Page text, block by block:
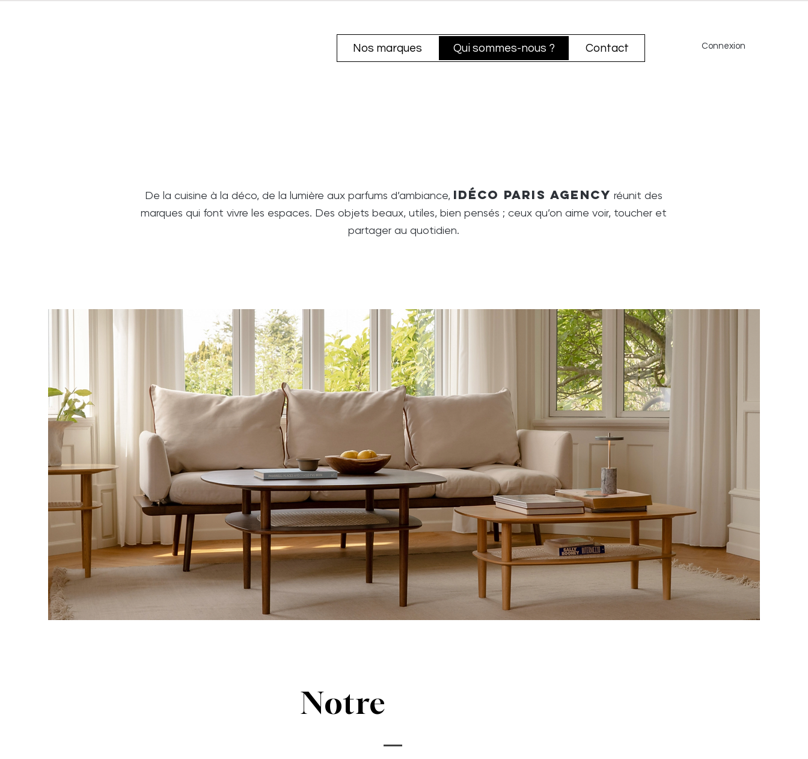
Nos marques Qui sommes-nous ? Contact Connexion
De la cuisine à la déco, de la lumière aux parfums d’ambiance, Idéco Paris Agency réunit des
marques qui font vivre les espaces. Des objets beaux, utiles, bien pensés ; ceux qu’on aime voir, toucher et
partager au quotidien.
Notre